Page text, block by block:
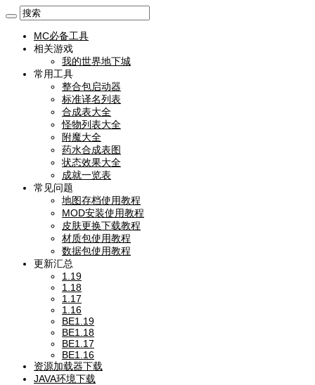
MC必备工具
相关游戏
我的世界地下城
常用工具
整合包启动器
标准译名列表
合成表大全
怪物列表大全
附魔大全
药水合成表图
状态效果大全
成就一览表
常见问题
地图存档使用教程
MOD安装使用教程
皮肤更换下载教程
材质包使用教程
数据包使用教程
更新汇总
1.19
1.18
1.17
1.16
BE1.19
BE1.18
BE1.17
BE1.16
资源加载器下载
JAVA环境下载